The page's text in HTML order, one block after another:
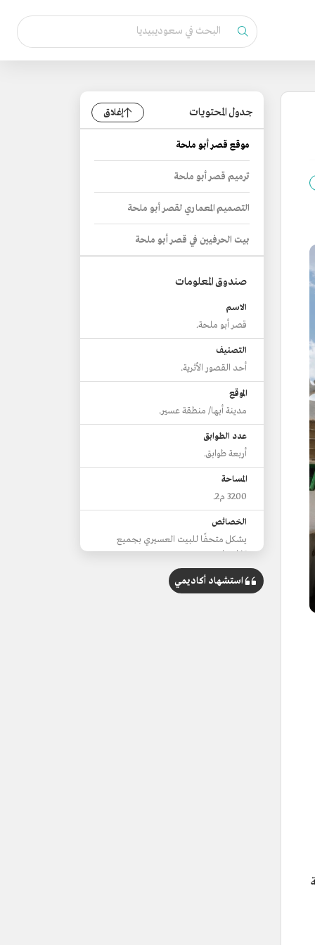
جدول المحتويات إغلاق
موقع قصر أبو ملحة
ترميم قصر أبو ملحة
التصميم المعماري لقصر أبو ملحة
بيت الحرفيين في قصر أبو ملحة
صندوق المعلومات
الاسم
قصر أبو ملحة.
التصنيف
أحد القصور الأثرية.
الموقع
مدينة أبها/ منطقة عسير.
عدد الطوابق
أربعة طوابق.
المساحة
3200 م2.
الخصائص
يشكل متحفًا للبيت العسيري بجميع
تفاصيله.
أصبح بعد ترميمه جزءًا من متحف عسير
الإقليمي.
استشهاد أكاديمي